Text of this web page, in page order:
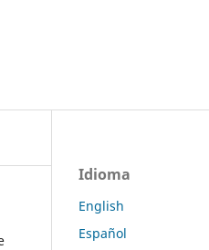
Idioma
English
Español